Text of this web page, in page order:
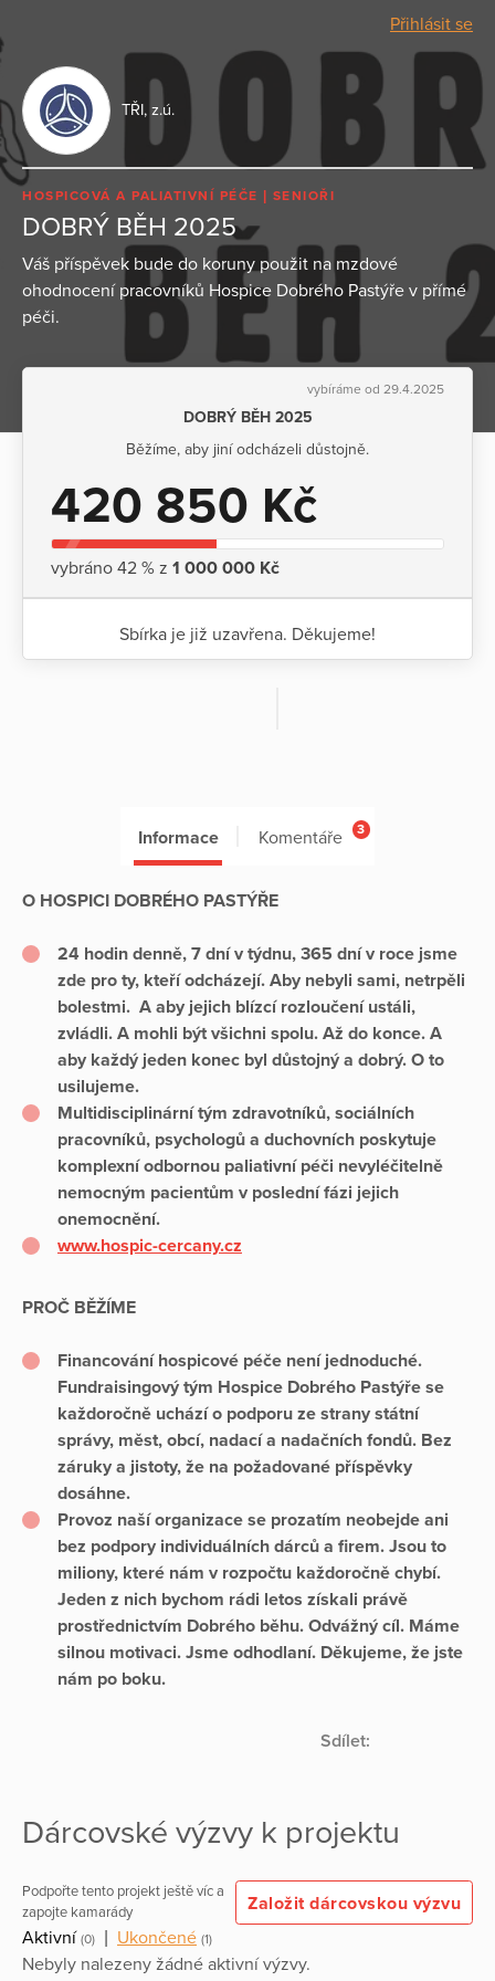
Přihlásit se
TŘI, z.ú.
HOSPICOVÁ A PALIATIVNÍ PÉČE SENIOŘI
DOBRÝ BĚH 2025
Váš příspěvek bude do koruny použit na mzdové
ohodnocení pracovníků Hospice Dobrého Pastýře v přímé
péči.
vybíráme od 29.4.2025
DOBRÝ BĚH 2025
Běžíme, aby jiní odcházeli důstojně.
420 850 Kč
vybráno 42 % z 1 000 000 Kč
Sbírka je již uzavřena. Děkujeme!
Informace Komentáře 3
O HOSPICI DOBRÉHO PASTÝŘE
24 hodin denně, 7 dní v týdnu, 365 dní v roce jsme
zde pro ty, kteří odcházejí. Aby nebyli sami, netrpěli
bolestmi. A aby jejich blízcí rozloučení ustáli,
zvládli. A mohli být všichni spolu. Až do konce. A
aby každý jeden konec byl důstojný a dobrý. O to
usilujeme.
Multidisciplinární tým zdravotníků, sociálních
pracovníků, psychologů a duchovních poskytuje
komplexní odbornou paliativní péči nevyléčitelně
nemocným pacientům v poslední fázi jejich
onemocnění.
www.hospic-cercany.cz
PROČ BĚŽÍME
Financování hospicové péče není jednoduché.
Fundraisingový tým Hospice Dobrého Pastýře se
každoročně uchází o podporu ze strany státní
správy, měst, obcí, nadací a nadačních fondů. Bez
záruky a jistoty, že na požadované příspěvky
dosáhne.
Provoz naší organizace se prozatím neobejde ani
bez podpory individuálních dárců a firem. Jsou to
miliony, které nám v rozpočtu každoročně chybí.
Jeden z nich bychom rádi letos získali právě
prostřednictvím Dobrého běhu. Odvážný cíl. Máme
silnou motivaci. Jsme odhodlaní. Děkujeme, že jste
nám po boku.
Sdílet:
Dárcovské výzvy k projektu
Podpořte tento projekt ještě víc a
zapojte kamarády
Založit dárcovskou výzvu
Aktivní (0) Ukončené (1)
Nebyly nalezeny žádné aktivní výzvy.